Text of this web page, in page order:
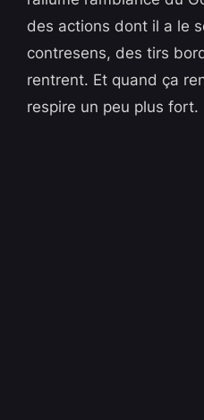
des actions dont il a le
contresens, des tirs
rentrent. Et quand ça
respire un peu plus fort.